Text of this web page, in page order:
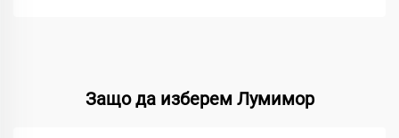
Защо да изберем Лумимор